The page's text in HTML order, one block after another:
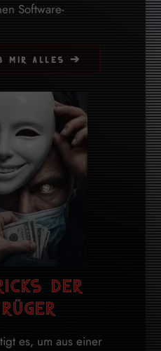
Software-
mir alles ➔
der
es, um aus einer